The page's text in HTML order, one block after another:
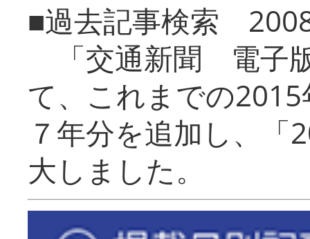
■過去記事検索
「交通新聞 電子
て、これまでの
７年分を追加し、「
大しまし